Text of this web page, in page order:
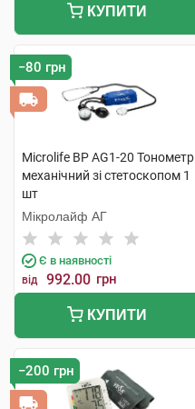
КУПИТИ
−80 грн
Microlife BP AG1-20 Тонометр
механічний зі стетоскопом 1
шт
Мікролайф AГ
Є в наявності
від 992.00 грн
КУПИТИ
−200 грн